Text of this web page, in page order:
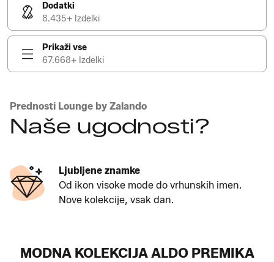
Dodatki
8.435+ Izdelki
Prikaži vse
67.668+ Izdelki
Prednosti Lounge by Zalando
Naše ugodnosti?
Ljubljene znamke
Od ikon visoke mode do vrhunskih imen.
Nove kolekcije, vsak dan.
MODNA KOLEKCIJA ALDO PREMIKA